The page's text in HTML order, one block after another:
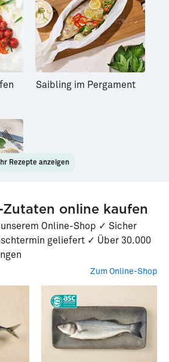
Saibling im Pergament
Rezepte anzeigen
online kaufen
Online-Shop ✓ Sicher
geliefert ✓ Über 30.000
Zum Online-Shop